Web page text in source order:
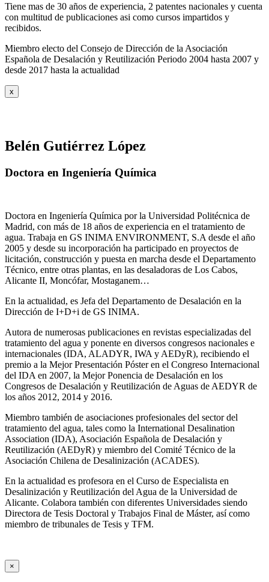
Tiene mas de 30 años de experiencia, 2 patentes nacionales y cuenta
con multitud de publicaciones asi como cursos impartidos y
recibidos.
Miembro electo del Consejo de Dirección de la Asociación
Española de Desalación y Reutilización Periodo 2004 hasta 2007 y
desde 2017 hasta la actualidad
x
Belén Gutiérrez López
Doctora en Ingeniería Química
Doctora en Ingeniería Química por la Universidad Politécnica de
Madrid, con más de 18 años de experiencia en el tratamiento de
agua. Trabaja en GS INIMA ENVIRONMENT, S.A desde el año
2005 y desde su incorporación ha participado en proyectos de
licitación, construcción y puesta en marcha desde el Departamento
Técnico, entre otras plantas, en las desaladoras de Los Cabos,
Alicante II, Moncófar, Mostaganem…
En la actualidad, es Jefa del Departamento de Desalación en la
Dirección de I+D+i de GS INIMA.
Autora de numerosas publicaciones en revistas especializadas del
tratamiento del agua y ponente en diversos congresos nacionales e
internacionales (IDA, ALADYR, IWA y AEDyR), recibiendo el
premio a la Mejor Presentación Póster en el Congreso Internacional
del IDA en 2007, la Mejor Ponencia de Desalación en los
Congresos de Desalación y Reutilización de Aguas de AEDYR de
los años 2012, 2014 y 2016.
Miembro también de asociaciones profesionales del sector del
tratamiento del agua, tales como la International Desalination
Association (IDA), Asociación Española de Desalación y
Reutilización (AEDyR) y miembro del Comité Técnico de la
Asociación Chilena de Desalinización (ACADES).
En la actualidad es profesora en el Curso de Especialista en
Desalinización y Reutilización del Agua de la Universidad de
Alicante. Colabora también con diferentes Universidades siendo
Directora de Tesis Doctoral y Trabajos Final de Máster, así como
miembro de tribunales de Tesis y TFM.
×